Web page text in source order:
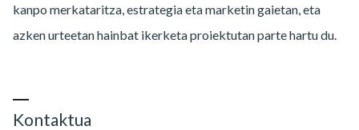
kanpo merkataritza, estrategia eta marketin gaietan, eta
azken urteetan hainbat ikerketa proiektutan parte hartu du.
Kontaktua